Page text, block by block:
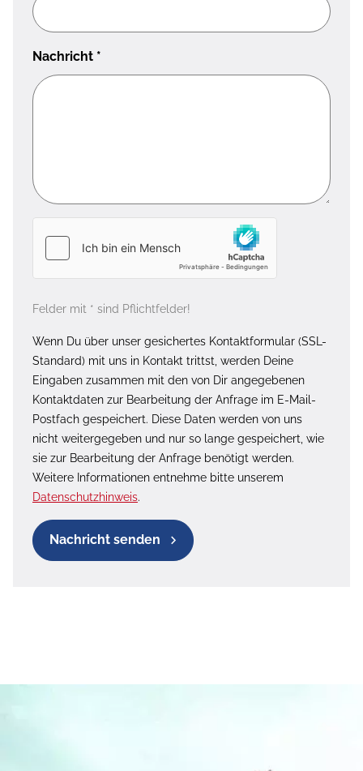
Nachricht *
Felder mit * sind Pflichtfelder!
Wenn Du über unser gesichertes Kontaktformular (SSL-
Standard) mit uns in Kontakt trittst, werden Deine
Eingaben zusammen mit den von Dir angegebenen
Kontaktdaten zur Bearbeitung der Anfrage im E-Mail-
Postfach gespeichert. Diese Daten werden von uns
nicht weitergegeben und nur so lange gespeichert, wie
sie zur Bearbeitung der Anfrage benötigt werden.
Weitere Informationen entnehme bitte unserem
Datenschutzhinweis.
Nachricht senden